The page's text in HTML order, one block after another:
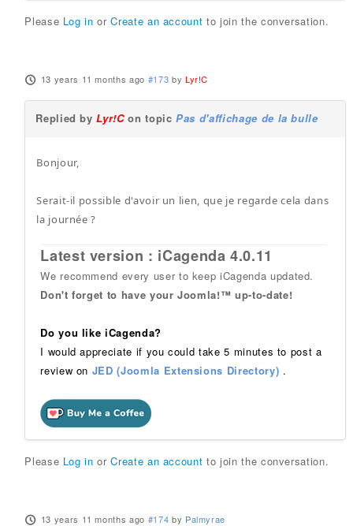
Please Log in orCreate an account to join the conversation.
13 years 11 months ago #173 by Lyr!C
Replied byLyr!Con topicPas d'affichage de la bulle
Bonjour,
Serait-il possible d'avoir un lien, que je regarde cela dans
la journée ?
Latest version : iCagenda 4.0.11
We recommend every user to keep iCagenda updated.
Don't forget to have your Joomla!™ up-to-date!
Do you like iCagenda?
I would appreciate if you could take 5 minutes to post a
review on JED (Joomla Extensions Directory) .
Please Log in orCreate an account to join the conversation.
13 years 11 months ago #174 by Palmyrae